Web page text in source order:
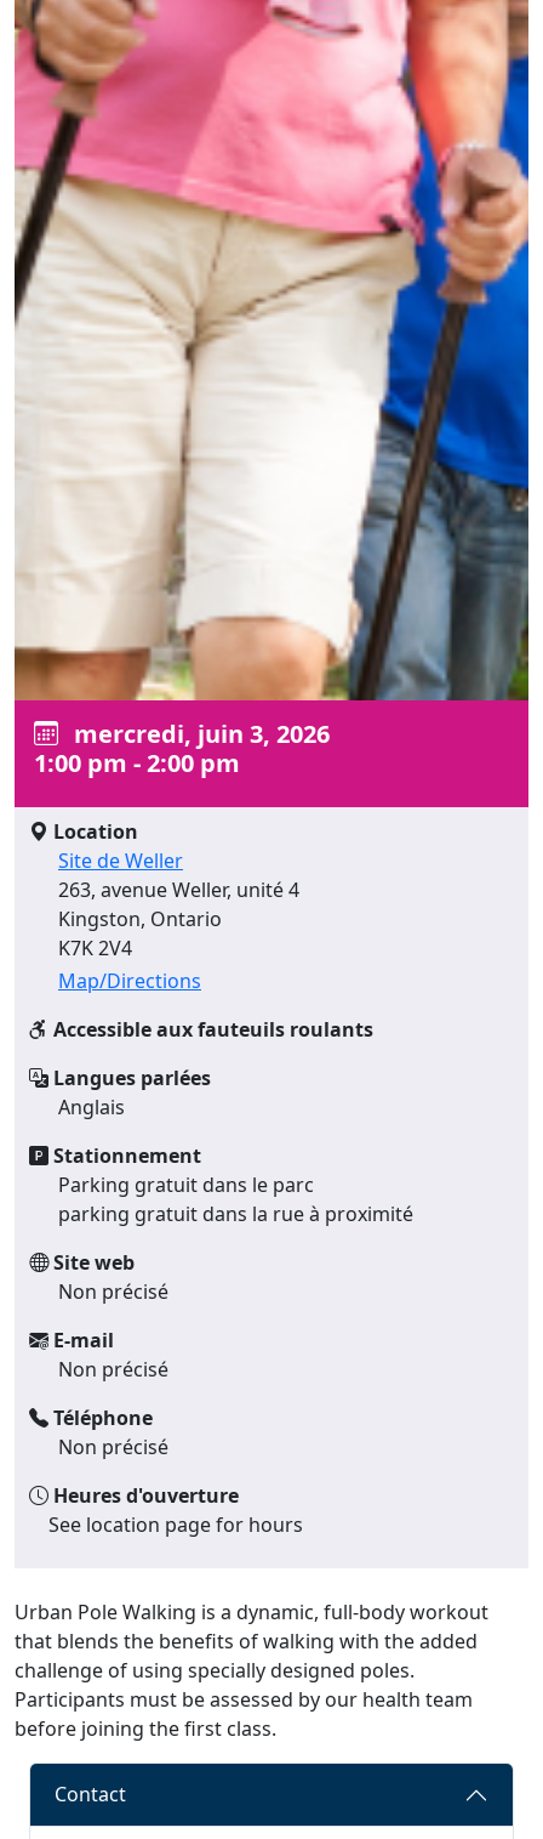
mercredi, juin 3, 2026
1:00 pm - 2:00 pm
Location
Site de Weller
263, avenue Weller, unité 4
Kingston, Ontario
K7K 2V4
Map/Directions
Accessible aux fauteuils roulants
Langues parlées
Anglais
Stationnement
Parking gratuit dans le parc
parking gratuit dans la rue à proximité
Site web
Non précisé
E-mail
Non précisé
Téléphone
Non précisé
Heures d'ouverture
See location page for hours
Urban Pole Walking is a dynamic, full-body workout
that blends the benefits of walking with the added
challenge of using specially designed poles.
Participants must be assessed by our health team
before joining the first class.
Contact